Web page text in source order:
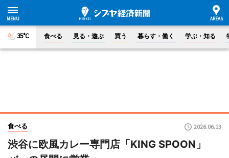
35°C 食べる 見る・遊ぶ 買う 暮らす・働く 学ぶ・知る
食べる 2026.06.13
渋谷に欧風カレー専門店「KING SPOON」